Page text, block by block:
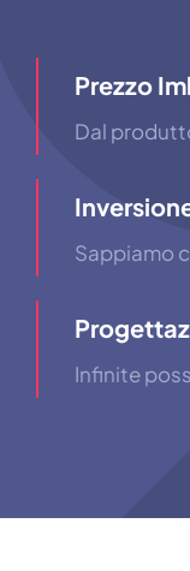
Prezzo
Dal
Sappiamo
Infinite